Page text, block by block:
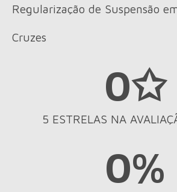
Regularização de Suspensão
Cruzes
5 ESTRELAS NA
0✩
0%